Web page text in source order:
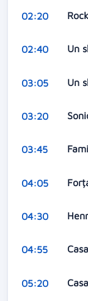
02:20
02:40 Un
03:05 Un
03:20
03:45
04:05
04:30
04:55
05:20